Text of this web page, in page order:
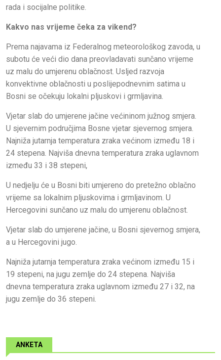
rada i socijalne politike.
Kakvo nas vrijeme čeka za vikend?
Prema najavama iz Federalnog meteorološkog zavoda, u
subotu će veći dio dana preovladavati sunčano vrijeme
uz malu do umjerenu oblačnost. Usljed razvoja
konvektivne oblačnosti u poslijepodnevnim satima u
Bosni se očekuju lokalni pljuskovi i grmljavina.
Vjetar slab do umjerene jačine većininom južnog smjera.
U sjevernim područjima Bosne vjetar sjevernog smjera.
Najniža jutarnja temperatura zraka većinom između 18 i
24 stepena. Najviša dnevna temperatura zraka uglavnom
između 33 i 38 stepeni,
U nedjelju će u Bosni biti umjereno do pretežno oblačno
vrijeme sa lokalnim pljuskovima i grmljavinom. U
Hercegovini sunčano uz malu do umjerenu oblačnost.
Vjetar slab do umjerene jačine, u Bosni sjevernog smjera,
a u Hercegovini jugo.
Najniža jutarnja temperatura zraka većinom između 15 i
19 stepeni, na jugu zemlje do 24 stepena. Najviša
dnevna temperatura zraka uglavnom između 27 i 32, na
jugu zemlje do 36 stepeni.
ANKETA